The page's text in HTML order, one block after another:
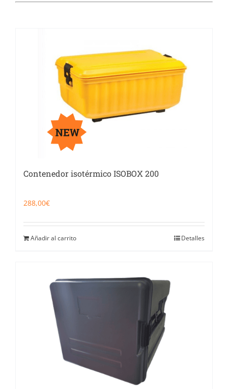
91 629 17 10
Contenedor isotérmico ISOBOX 200
288,00€
Añadir al carrito Detalles